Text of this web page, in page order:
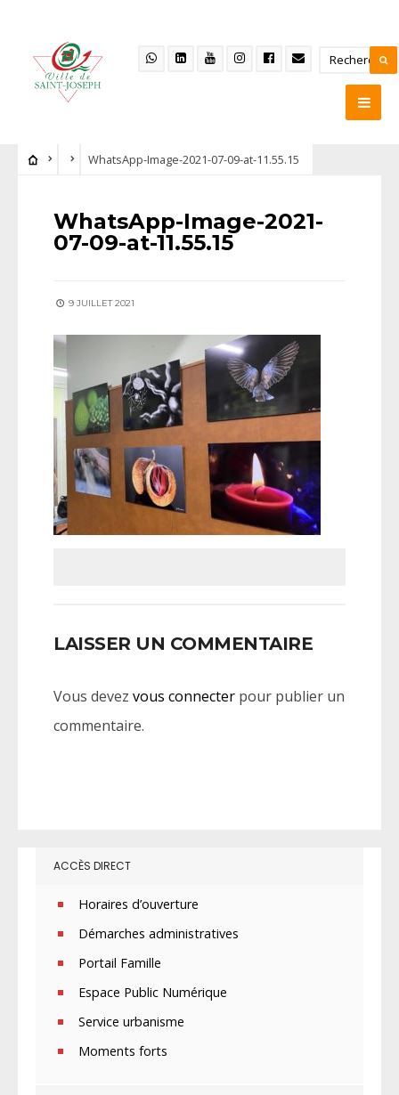
WhatsApp-Image-2021-07-09-at-11.55.15
WhatsApp-Image-2021-
07-09-at-11.55.15
9 JUILLET 2021
LAISSER UN COMMENTAIRE
Vous devez vous connecter pour publier un
commentaire.
ACCÈS DIRECT
Horaires d’ouverture
Démarches administratives
Portail Famille
Espace Public Numérique
Service urbanisme
Moments forts